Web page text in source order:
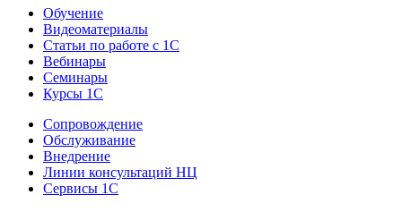
Обучение
Видеоматериалы
Статьи по работе с 1С
Вебинары
Семинары
Курсы 1С
Сопровождение
Обслуживание
Внедрение
Линии консультаций НЦ
Сервисы 1С